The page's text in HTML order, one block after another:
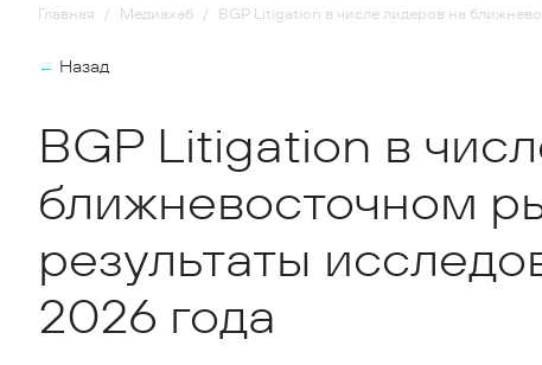
Главная Медиахаб BGP Litigation в числе лидеров на
← Назад
BGP Litigation в
ближневосточном
результаты
2026 года